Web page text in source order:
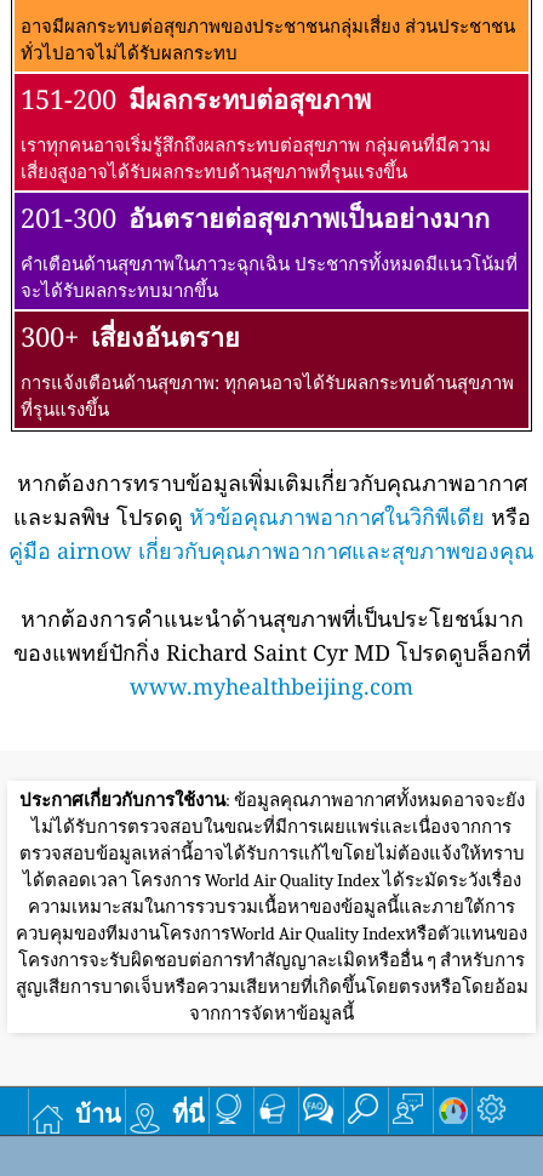
อาจมีผลกระทบต่อสุขภาพของประชาชนกลุ่มเสี่ยง ส่วนประชาชน
ทั่วไปอาจไม่ได้รับผลกระทบ
151-200 มีผลกระทบต่อสุขภาพ
เราทุกคนอาจเริ่มรู้สึกถึงผลกระทบต่อสุขภาพ กลุ่มคนที่มีความ
เสี่ยงสูงอาจได้รับผลกระทบด้านสุขภาพที่รุนแรงขึ้น
201-300 อันตรายต่อสุขภาพเป็นอย่างมาก
คำเตือนด้านสุขภาพในภาวะฉุกเฉิน ประชากรทั้งหมดมีแนวโน้มที่
จะได้รับผลกระทบมากขึ้น
300+ เสี่ยงอันตราย
การแจ้งเตือนด้านสุขภาพ: ทุกคนอาจได้รับผลกระทบด้านสุขภาพ
ที่รุนแรงขึ้น
หากต้องการทราบข้อมูลเพิ่มเติมเกี่ยวกับคุณภาพอากาศ
และมลพิษ โปรดดู หัวข้อคุณภาพอากาศในวิกิพีเดีย หรือ
คู่มือ airnow เกี่ยวกับคุณภาพอากาศและสุขภาพของคุณ
หากต้องการคำแนะนำด้านสุขภาพที่เป็นประโยชน์มาก
ของแพทย์ปักกิ่ง Richard Saint Cyr MD โปรดดูบล็อกที่
www.myhealthbeijing.com
ประกาศเกี่ยวกับการใช้งาน: ข้อมูลคุณภาพอากาศทั้งหมดอาจจะยัง
ไม่ได้รับการตรวจสอบในขณะที่มีการเผยแพร่และเนื่องจากการ
ตรวจสอบข้อมูลเหล่านี้อาจได้รับการแก้ไขโดยไม่ต้องแจ้งให้ทราบ
ได้ตลอดเวลา โครงการ World Air Quality Index ได้ระมัดระวังเรื่อง
ความเหมาะสมในการรวบรวมเนื้อหาของข้อมูลนี้และภายใต้การ
ควบคุมของทีมงานโครงการWorld Air Quality Indexหรือตัวแทนของ
โครงการจะรับผิดชอบต่อการทำสัญญาละเมิดหรืออื่น ๆ สำหรับการ
สูญเสียการบาดเจ็บหรือความเสียหายที่เกิดขึ้นโดยตรงหรือโดยอ้อม
จากการจัดหาข้อมูลนี้
บ้าน ที่นี่